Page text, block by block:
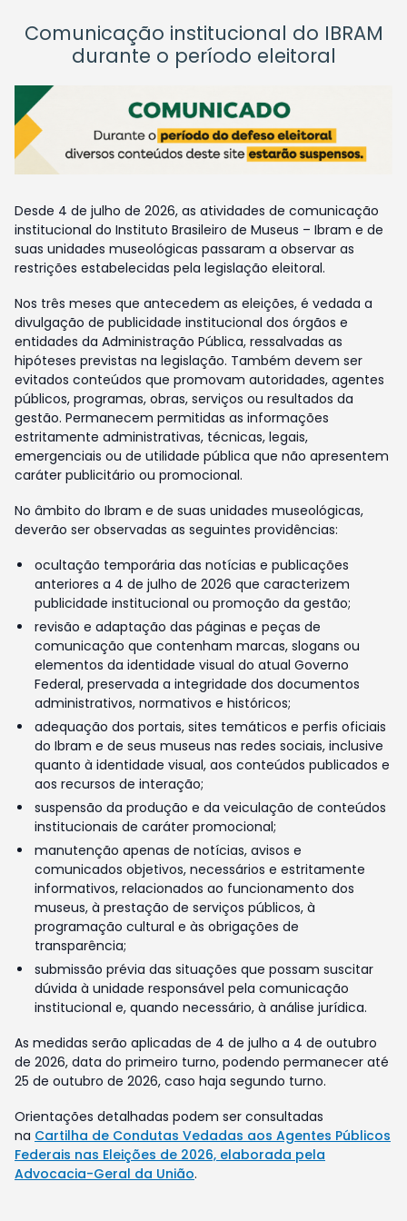
Comunicação institucional do IBRAM
durante o período eleitoral
Desde 4 de julho de 2026, as atividades de comunicação
institucional do Instituto Brasileiro de Museus – Ibram e de
suas unidades museológicas passaram a observar as
restrições estabelecidas pela legislação eleitoral.
Nos três meses que antecedem as eleições, é vedada a
divulgação de publicidade institucional dos órgãos e
entidades da Administração Pública, ressalvadas as
hipóteses previstas na legislação. Também devem ser
evitados conteúdos que promovam autoridades, agentes
públicos, programas, obras, serviços ou resultados da
gestão. Permanecem permitidas as informações
estritamente administrativas, técnicas, legais,
emergenciais ou de utilidade pública que não apresentem
caráter publicitário ou promocional.
No âmbito do Ibram e de suas unidades museológicas,
deverão ser observadas as seguintes providências:
ocultação temporária das notícias e publicações
anteriores a 4 de julho de 2026 que caracterizem
publicidade institucional ou promoção da gestão;
revisão e adaptação das páginas e peças de
comunicação que contenham marcas, slogans ou
elementos da identidade visual do atual Governo
Federal, preservada a integridade dos documentos
administrativos, normativos e históricos;
adequação dos portais, sites temáticos e perfis oficiais
do Ibram e de seus museus nas redes sociais, inclusive
quanto à identidade visual, aos conteúdos publicados e
aos recursos de interação;
suspensão da produção e da veiculação de conteúdos
institucionais de caráter promocional;
manutenção apenas de notícias, avisos e
comunicados objetivos, necessários e estritamente
informativos, relacionados ao funcionamento dos
museus, à prestação de serviços públicos, à
programação cultural e às obrigações de
transparência;
submissão prévia das situações que possam suscitar
dúvida à unidade responsável pela comunicação
institucional e, quando necessário, à análise jurídica.
As medidas serão aplicadas de 4 de julho a 4 de outubro
de 2026, data do primeiro turno, podendo permanecer até
25 de outubro de 2026, caso haja segundo turno.
Orientações detalhadas podem ser consultadas
na Cartilha de Condutas Vedadas aos Agentes Públicos
Federais nas Eleições de 2026, elaborada pela
Advocacia-Geral da União.